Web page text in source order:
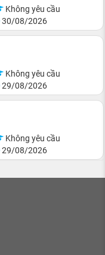
Không yêu cầu
30/08/2026
Không yêu cầu
29/08/2026
Không yêu cầu
29/08/2026